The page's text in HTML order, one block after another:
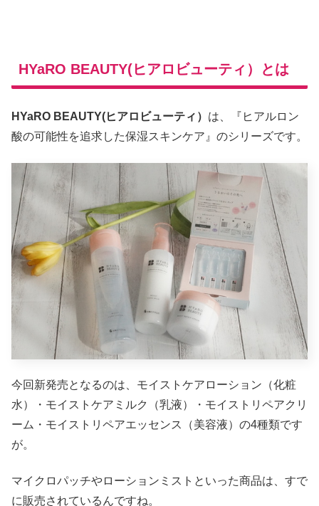
HYaRO BEAUTY(ヒアロビューティ）とは
HYaRO BEAUTY(ヒアロビューティ） は、『ヒアルロン
酸の可能性を追求した保湿スキンケア』のシリーズです。
今回新発売となるのは、モイストケアローション（化粧
水）・モイストケアミルク（乳液）・モイストリペアクリ
ーム・モイストリペアエッセンス（美容液）の4種類です
が。
マイクロパッチやローションミストといった商品は、すで
に販売されているんですね。